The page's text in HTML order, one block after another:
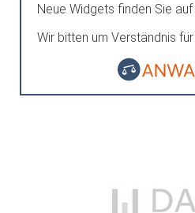
Neue Widgets finden Sie auf
Wir bitten um Verständnis